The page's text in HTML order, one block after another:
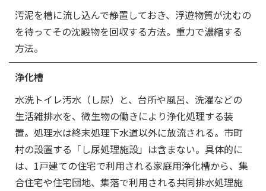
汚泥を槽に流し込んで静置しておき、浮遊物質が沈むの
を待ってその沈殿物を回収する方法。重力で濃縮する
方法。
浄化槽
水洗トイレ汚水（し尿）と、台所や風呂、洗濯などの
生活雑排水を、微生物の働きにより浄化処理する装
置。処理水は終末処理下水道以外に放流される。市町
村の設置する「し尿処理施設」は含まない。具体的に
は、1戸建ての住宅で利用される家庭用浄化槽から、集
合住宅や住宅団地、集落で利用される共同排水処理施